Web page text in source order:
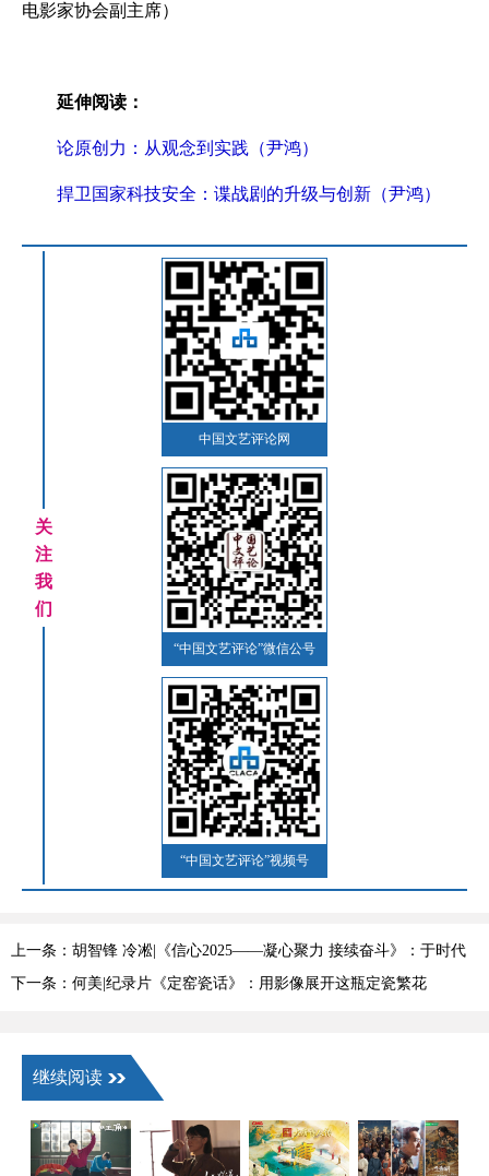
电影家协会副主席）
延伸阅读：
论原创力：从观念到实践（尹鸿）
捍卫国家科技安全：谍战剧的升级与创新（尹鸿）
关
注
我
们
中国文艺评论网
“中国文艺评论”微信公号
“中国文艺评论”视频号
上一条：胡智锋 冷凇|《信心2025——凝心聚力 接续奋斗》：于时代
的交汇处，把握中国经济发展的“信心”脉搏
下一条：何美|纪录片《定窑瓷话》：用影像展开这瓶定瓷繁花
继续阅读